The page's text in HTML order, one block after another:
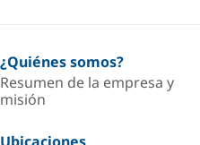
¿Quiénes somos?
Resumen de la empresa y
misión